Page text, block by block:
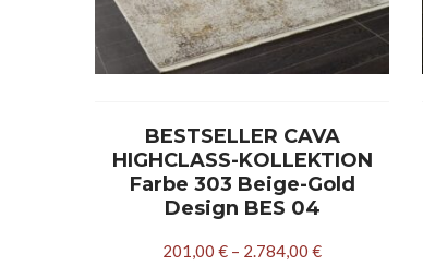
BESTSELLER CAVA
HIGHCLASS-KOLLEKTION
Farbe 303 Beige-Gold
Design BES 04
201,00 € – 2.784,00 €